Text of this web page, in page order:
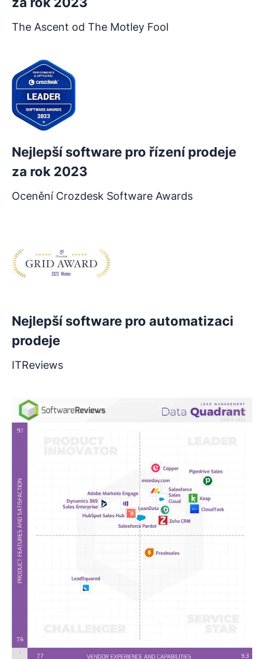
The Ascent od The Motley Fool
Nejlepší software pro řízení prodeje
za rok 2023
Ocenění Crozdesk Software Awards
Nejlepší software pro automatizaci
prodeje
ITReviews